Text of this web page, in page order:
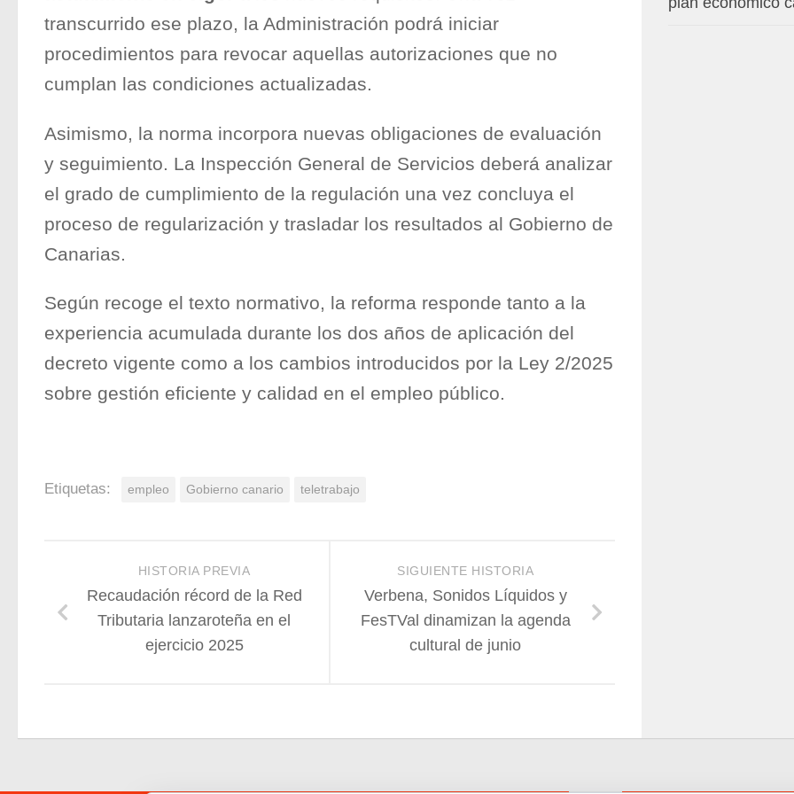
transcurrido ese plazo, la Administración podrá iniciar
procedimientos para revocar aquellas autorizaciones que no
cumplan las condiciones actualizadas.
Asimismo, la norma incorpora nuevas obligaciones de evaluación
y seguimiento. La Inspección General de Servicios deberá analizar
el grado de cumplimiento de la regulación una vez concluya el
proceso de regularización y trasladar los resultados al Gobierno de
Canarias.
Según recoge el texto normativo, la reforma responde tanto a la
experiencia acumulada durante los dos años de aplicación del
decreto vigente como a los cambios introducidos por la Ley 2/2025
sobre gestión eficiente y calidad en el empleo público.
Etiquetas: empleo Gobierno canario teletrabajo
SIGUIENTE HISTORIA
Verbena, Sonidos Líquidos y
FesTVal dinamizan la agenda
cultural de junio
HISTORIA PREVIA
Recaudación récord de la Red
Tributaria lanzaroteña en el
ejercicio 2025